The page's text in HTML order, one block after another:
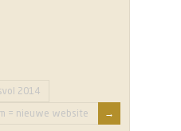
2014
= nieuwe website